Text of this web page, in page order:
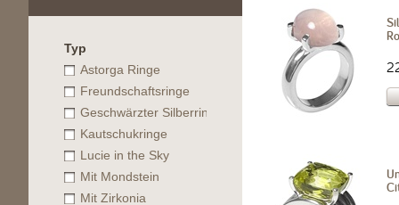
Typ
Astorga Ringe
Freundschaftsringe
Geschwärzter Silberring mit Kugeln
Kautschukringe
Lucie in the Sky
Mit Mondstein
Mit Zirkonia